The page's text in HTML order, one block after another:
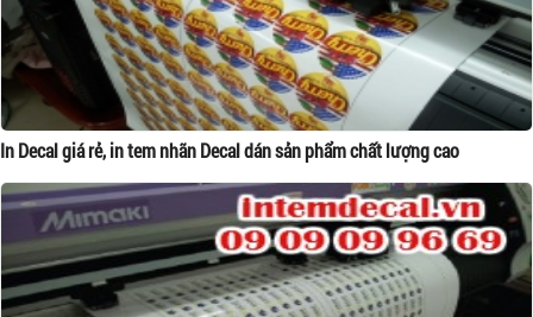
In Decal giá rẻ, in tem nhãn Decal dán sản phẩm chất lượng cao